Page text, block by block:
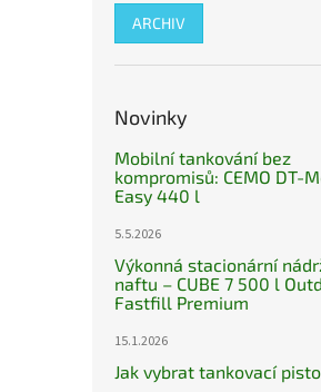
ARCHIV
Novinky
Mobilní tankování bez
kompromisů: CEMO DT-
Easy 440 l
5.5.2026
Výkonná stacionární
naftu – CUBE 7 500 l
Fastfill Premium
15.1.2026
Jak vybrat tankovací